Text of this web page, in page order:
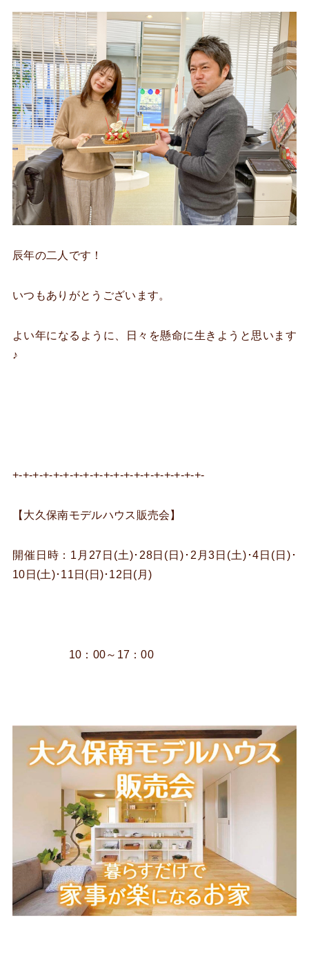
辰年の二人です！
いつもありがとうございます。
よい年になるように、日々を懸命に生きようと思います
♪
+-+-+-+-+-+-+-+-+-+-+-+-+-+-+-+-+-+-+-
【大久保南モデルハウス販売会】
開催日時：1月27日(土)･28日(日)･2月3日(土)･4日(日)･
10日(土)･11日(日)･12日(月)
10：00～17：00